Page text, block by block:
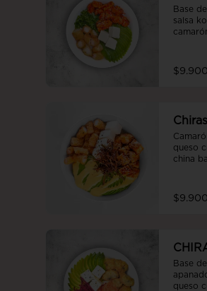
Base
salsa
$9.900
queso
china
$9.900
Base
queso